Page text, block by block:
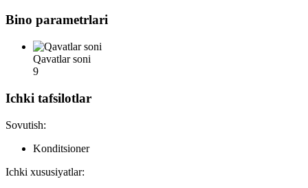
Bino parametrlari
Qavatlar soni
9
Ichki tafsilotlar
Sovutish:
Konditsioner
Ichki xususiyatlar: